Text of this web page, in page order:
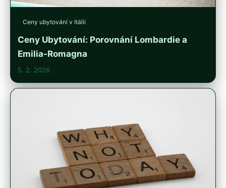
Ceny ubytování v Itálii
Ceny Ubytování: Porovnání Lombardie a
Emilia-Romagna
5. 2. 2026